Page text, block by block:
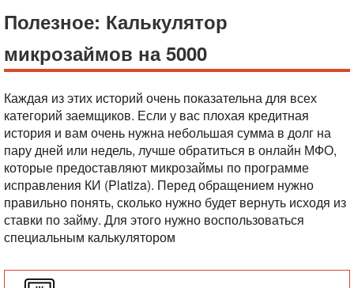
Полезное: Калькулятор
микрозаймов на 5000
Каждая из этих историй очень показательна для всех
категорий заемщиков. Если у вас плохая кредитная
история и вам очень нужна небольшая сумма в долг на
пару дней или недель, лучше обратиться в онлайн МФО,
которые предоставляют микрозаймы по программе
исправления КИ (Platiza). Перед обращением нужно
правильно понять, сколько нужно будет вернуть исходя из
ставки по займу. Для этого нужно воспользоваться
специальным калькулятором